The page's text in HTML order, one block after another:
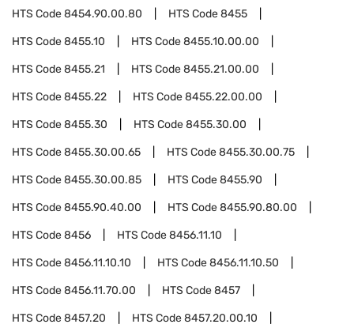
HTS Code8454.90.00.80 HTS Code8455
HTS Code8455.10 HTS Code8455.10.00.00
HTS Code8455.21 HTS Code8455.21.00.00
HTS Code8455.22 HTS Code8455.22.00.00
HTS Code8455.30 HTS Code8455.30.00
HTS Code8455.30.00.65 HTS Code8455.30.00.75
HTS Code8455.30.00.85 HTS Code8455.90
HTS Code8455.90.40.00 HTS Code8455.90.80.00
HTS Code8456 HTS Code8456.11.10
HTS Code8456.11.10.10 HTS Code8456.11.10.50
HTS Code8456.11.70.00 HTS Code8457
HTS Code8457.20 HTS Code8457.20.00.10